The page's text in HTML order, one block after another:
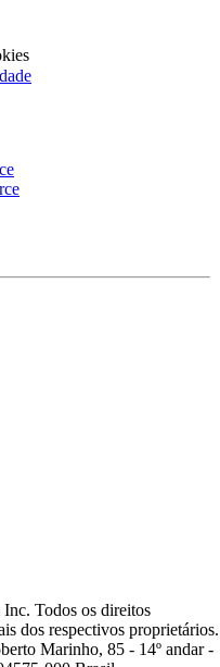
Todos os direitos
dos respectivos proprietários.
Marinho, 85 - 14º andar -